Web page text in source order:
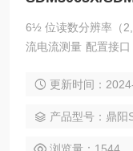
6½ 位读数分辨率（
流电流测量 配置接口
者导出以方便用户
更新时间：
产品型号：鼎阳